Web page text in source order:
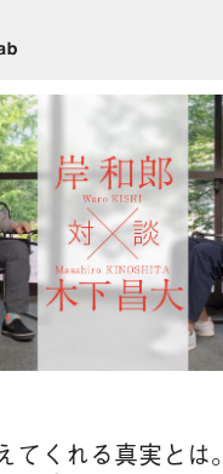
てくれる真実とは